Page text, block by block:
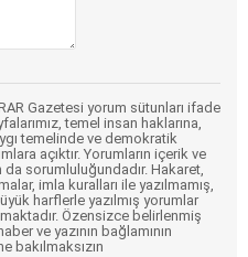
Gazetesi yorum sütunları ifade
temel insan haklarına,
temelinde ve demokratik
açıktır. Yorumların içerik ve
sorumluluğundadır. Hakaret,
imla kuralları ile yazılmamış,
harflerle yazılmış yorumlar
Özensizce belirlenmiş
ve yazının bağlamının
bakılmaksızın